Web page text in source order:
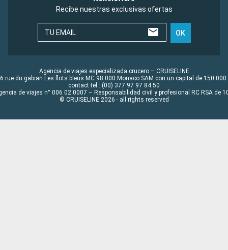
Recibe nuestras exclusivas ofertas
TU EMAIL OK
Agencia de viajes especializada crucero – CRUISELINE
rue du gabian Les flots bleus MC 98 000 Monaco SAM con un capital de 150 000
contact tel : (00) 377 97 97 84 50
de viajes n° 006 02 0007 – Responsabilidad civil y profesional RC RSA de
© CRUISELINE 2026 - all rights reserved